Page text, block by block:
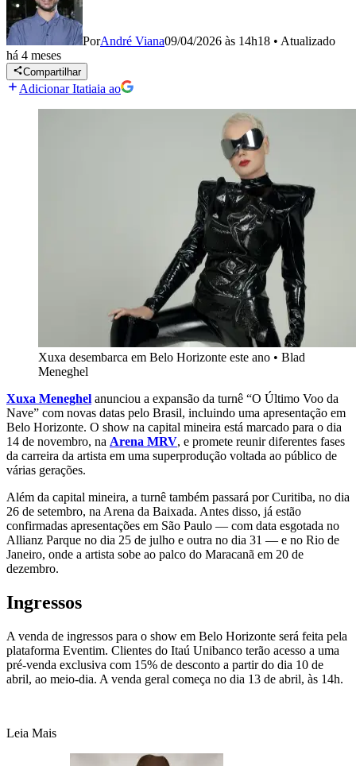
PorAndré Viana09/04/2026 às 14h18 • Atualizado
há 4 meses
Compartilhar
Adicionar Itatiaia ao
Xuxa desembarca em Belo Horizonte este ano • Blad
Meneghel
Xuxa Meneghel anunciou a expansão da turnê “O Último Voo da
Nave” com novas datas pelo Brasil, incluindo uma apresentação em
Belo Horizonte. O show na capital mineira está marcado para o dia
14 de novembro, na Arena MRV, e promete reunir diferentes fases
da carreira da artista em uma superprodução voltada ao público de
várias gerações.
Além da capital mineira, a turnê também passará por Curitiba, no dia
26 de setembro, na Arena da Baixada. Antes disso, já estão
confirmadas apresentações em São Paulo — com data esgotada no
Allianz Parque no dia 25 de julho e outra no dia 31 — e no Rio de
Janeiro, onde a artista sobe ao palco do Maracanã em 20 de
dezembro.
Ingressos
A venda de ingressos para o show em Belo Horizonte será feita pela
plataforma Eventim. Clientes do Itaú Unibanco terão acesso a uma
pré-venda exclusiva com 15% de desconto a partir do dia 10 de
abril, ao meio-dia. A venda geral começa no dia 13 de abril, às 14h.
Leia Mais